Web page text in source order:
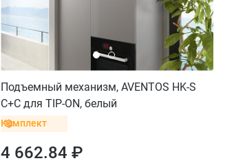
Подъемный механизм, AVENTOS HK-S
C+C для TIP-ON, белый
Комплект
4 662.84 ₽